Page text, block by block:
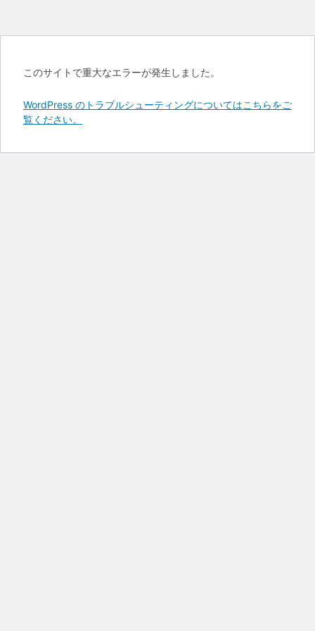
このサイトで重大なエラーが発生しました。
WordPress のトラブルシューティングについてはこちらをご
覧ください。